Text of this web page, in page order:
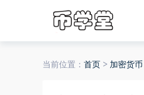
当前位置： 首页 > 加密货币